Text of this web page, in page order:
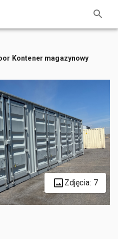
Kontener magazynowy
Zdjęcia: 7